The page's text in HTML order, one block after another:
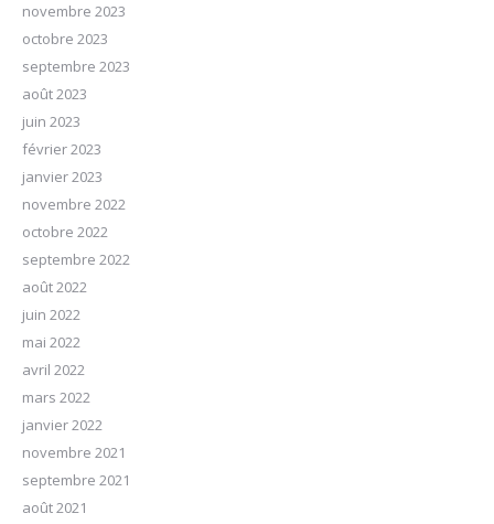
novembre 2023
octobre 2023
septembre 2023
août 2023
juin 2023
février 2023
janvier 2023
novembre 2022
octobre 2022
septembre 2022
août 2022
juin 2022
mai 2022
avril 2022
mars 2022
janvier 2022
novembre 2021
septembre 2021
août 2021